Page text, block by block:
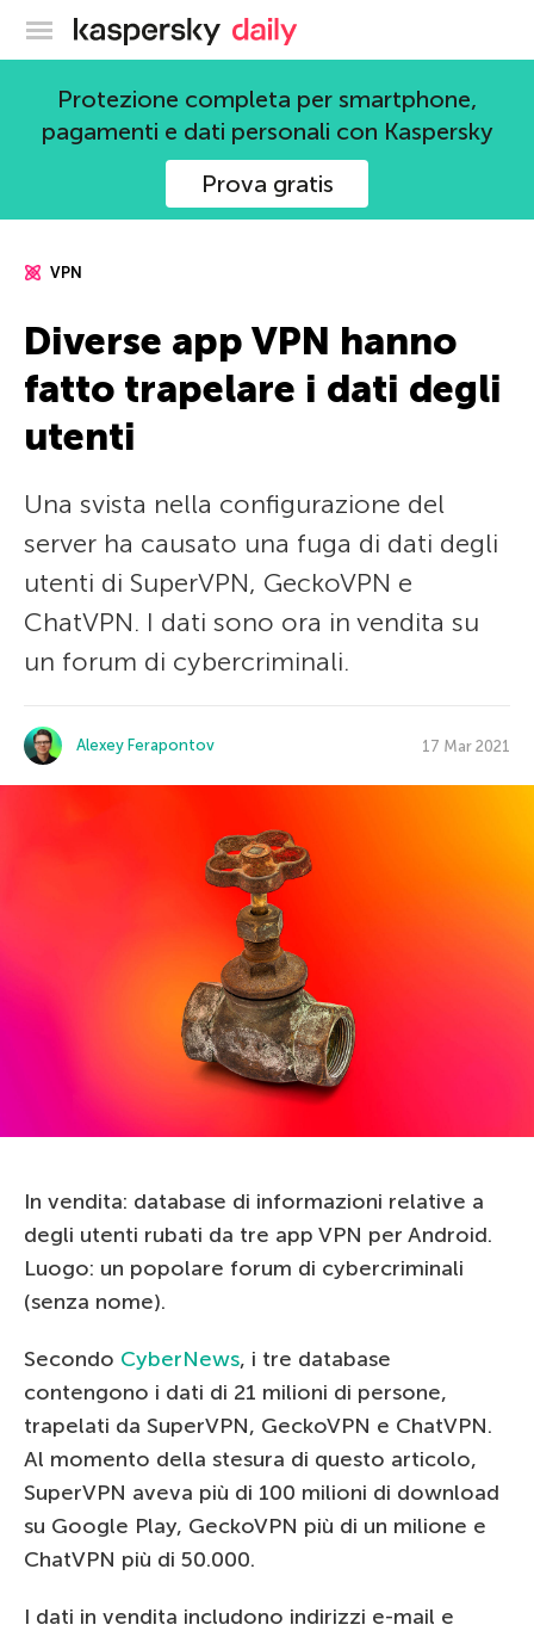
Blog ufficiale di Kaspersky
Protezione completa per smartphone,
pagamenti e dati personali con Kaspersky
Prova gratis
VPN
Diverse app VPN hanno
fatto trapelare i dati degli
utenti
Una svista nella configurazione del
server ha causato una fuga di dati degli
utenti di SuperVPN, GeckoVPN e
ChatVPN. I dati sono ora in vendita su
un forum di cybercriminali.
Alexey Ferapontov 17 Mar 2021
In vendita: database di informazioni relative a
degli utenti rubati da tre app VPN per Android.
Luogo: un popolare forum di cybercriminali
(senza nome).
Secondo CyberNews, i tre database
contengono i dati di 21 milioni di persone,
trapelati da SuperVPN, GeckoVPN e ChatVPN.
Al momento della stesura di questo articolo,
SuperVPN aveva più di 100 milioni di download
su Google Play, GeckoVPN più di un milione e
ChatVPN più di 50.000.
I dati in vendita includono indirizzi e-mail e